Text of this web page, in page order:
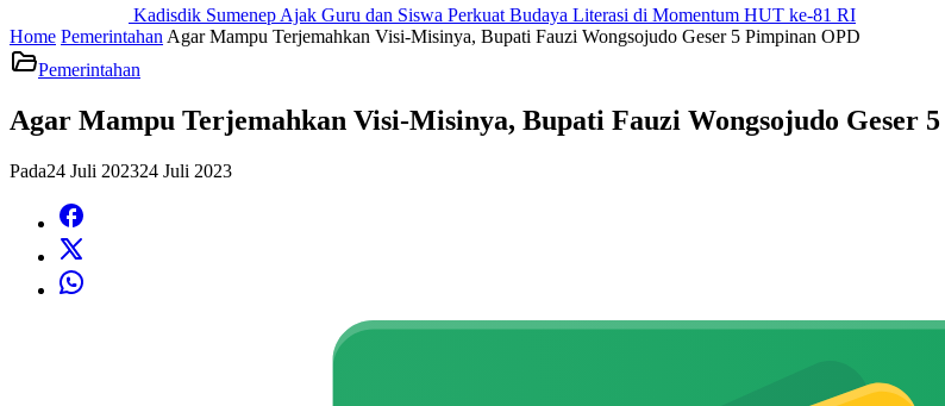
Kadisdik Sumenep Ajak Guru dan Siswa Perkuat Budaya Literasi di Momentum HUT ke-81 RI
Home Pemerintahan Agar Mampu Terjemahkan Visi-Misinya, Bupati Fauzi Wongsojudo Geser 5 Pimpinan OPD
Pemerintahan
Agar Mampu Terjemahkan Visi-Misinya, Bupati Fauzi Wongsojudo Geser
Pada24 Juli 202324 Juli 2023